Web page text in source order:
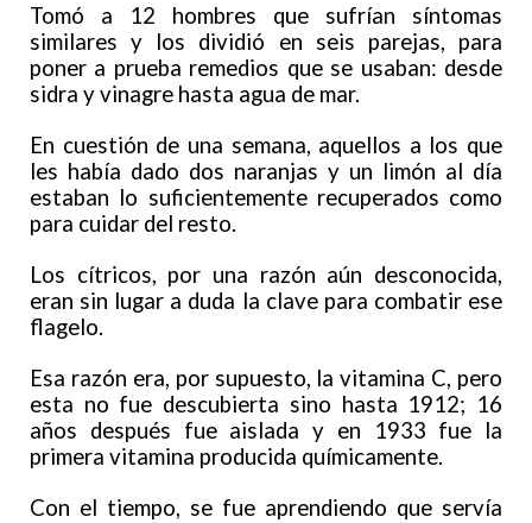
Tomó a 12 hombres que sufrían síntomas
similares y los dividió en seis parejas, para
poner a prueba remedios que se usaban: desde
sidra y vinagre hasta agua de mar.
En cuestión de una semana, aquellos a los que
les había dado dos naranjas y un limón al día
estaban lo suficientemente recuperados como
para cuidar del resto.
Los cítricos, por una razón aún desconocida,
eran sin lugar a duda la clave para combatir ese
flagelo.
Esa razón era, por supuesto, la vitamina C, pero
esta no fue descubierta sino hasta 1912; 16
años después fue aislada y en 1933 fue la
primera vitamina producida químicamente.
Con el tiempo, se fue aprendiendo que servía